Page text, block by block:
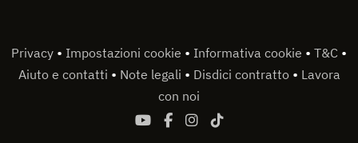
Privacy • Impostazioni cookie • Informativa cookie • T&C •
Aiuto e contatti • Note legali • Disdici contratto • Lavora
con noi